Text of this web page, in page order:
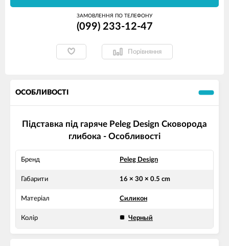
ЗАМОВЛЕННЯ ПО ТЕЛЕФОНУ
(099) 233-12-47
Порівняння
ОСОБЛИВОСТІ
Підставка під гаряче Peleg Design Сковорода
глибока - Особливості
Бренд Peleg Design
Габарити 16 × 30 × 0.5 cm
Матеріал Силикон
Колір Черный